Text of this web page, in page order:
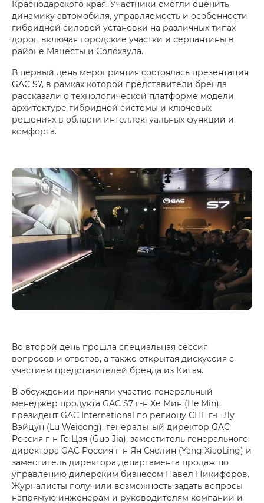
Краснодарского края. Участники смогли оценить
динамику автомобиля, управляемость и особенности
гибридной силовой установки на различных типах
дорог, включая городские участки и серпантины в
районе Мацесты и Солохаула.
В первый день мероприятия состоялась презентация
GAC S7, в рамках которой представители бренда
рассказали о технологической платформе модели,
архитектуре гибридной системы и ключевых
решениях в области интеллектуальных функций и
комфорта.
Во второй день прошла специальная сессия
вопросов и ответов, а также открытая дискуссия с
участием представителей бренда из Китая.
В обсуждении приняли участие генеральный
менеджер продукта GAC S7 г-н Хе Мин (He Min),
президент GAC International по региону СНГ г-н Лу
Вэйцун (Lu Weicong), генеральный директор GAC
Россия г-н Го Цзя (Guo Jia), заместитель генерального
директора GAC Россия г-н Ян Сяолин (Yang XiaoLing) и
заместитель директора департамента продаж по
управлению дилерским бизнесом Павел Никифоров.
Журналисты получили возможность задать вопросы
напрямую инженерам и руководителям компании и